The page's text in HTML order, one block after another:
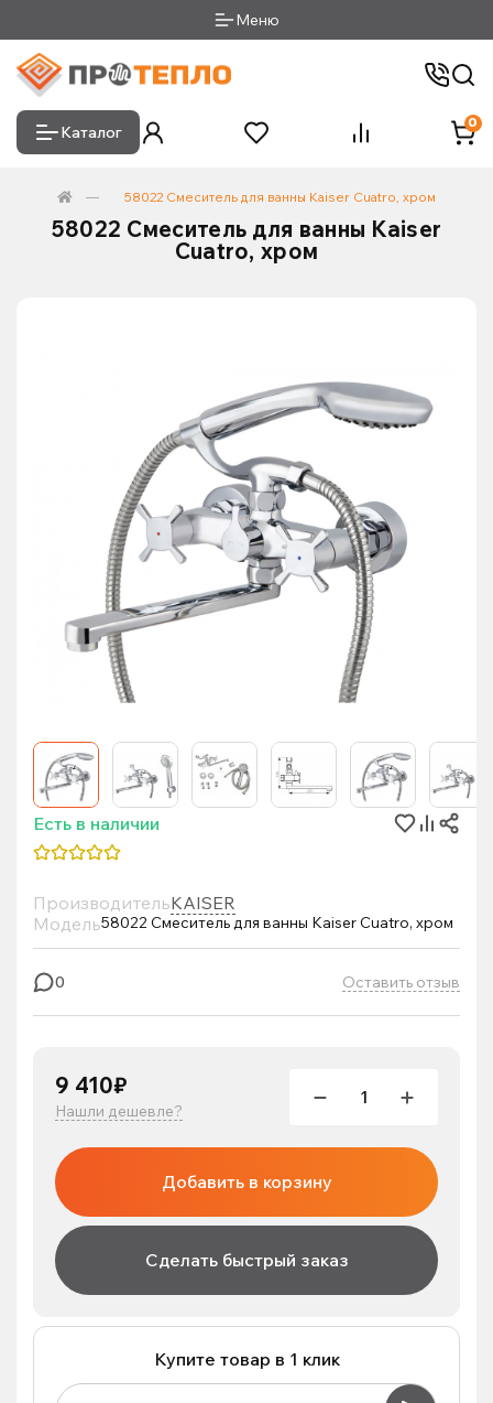
Меню
Каталог
0
58022 Смеситель для ванны Kaiser Cuatro, хром
58022 Смеситель для ванны Kaiser
Cuatro, хром
Есть в наличии
ПроизводительKAISER
Модель58022 Смеситель для ванны Kaiser Cuatro, хром
0 Оставить отзыв
9 410₽
Нашли дешевле?
Добавить в корзину
Сделать быстрый заказ
Купите товар в 1 клик